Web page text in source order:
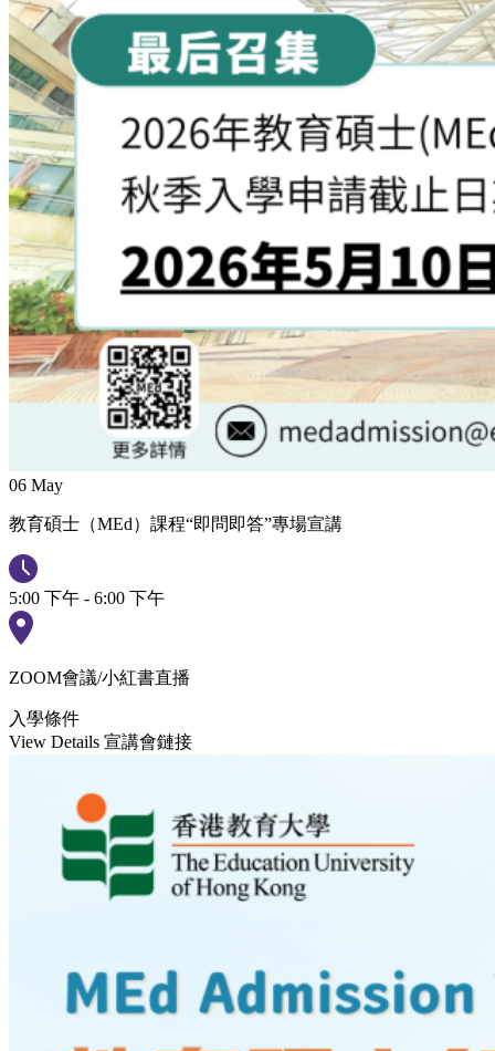
06 May
教育碩士（MEd）課程“即問即答”專場宣講
5:00 下午 - 6:00 下午
ZOOM會議/小紅書直播
入學條件
View Details 宣講會鏈接